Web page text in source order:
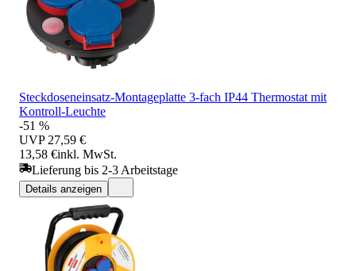
Steckdoseneinsatz-Montageplatte 3-fach IP44 Thermostat mit
Kontroll-Leuchte
-51 %
UVP 27,59 €
13,58 €inkl. MwSt.
Lieferung bis 2-3 Arbeitstage
Details anzeigen